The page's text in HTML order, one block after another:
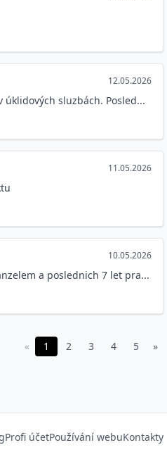
12.05.2026
sluzbách. Posled...
11.05.2026
10.05.2026
a poslednich 7 let pra...
« 1 2 3 4 5 »
Profi účetPoužívání webuKontakty